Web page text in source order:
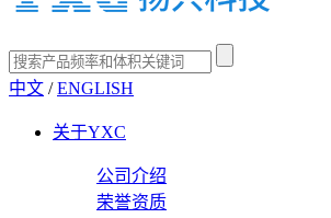
中文 /ENGLISH
关于YXC
公司介绍
荣誉资质